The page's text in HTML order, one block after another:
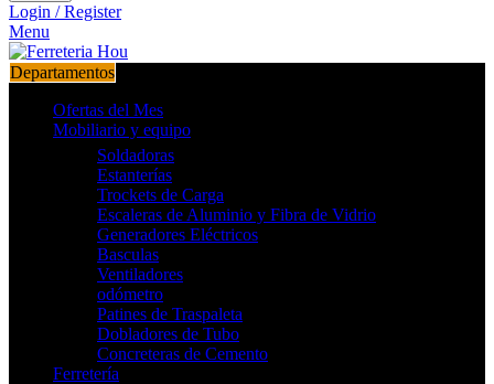
Login / Register
Menu
Departamentos
Ofertas del Mes
Mobiliario y equipo
Soldadoras
Estanterías
Trockets de Carga
Escaleras de Aluminio y Fibra de Vidrio
Generadores Eléctricos
Basculas
Ventiladores
odómetro
Patines de Traspaleta
Dobladores de Tubo
Concreteras de Cemento
Ferretería